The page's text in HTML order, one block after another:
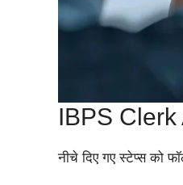
IBPS
नीचे दिए गए स्टेप्स को